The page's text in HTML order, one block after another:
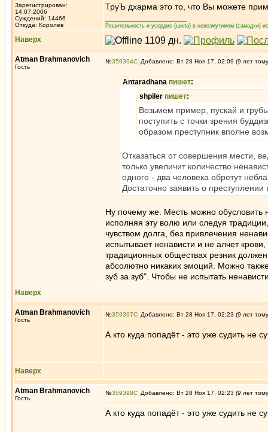
Зарегистрирован:
14.07.2006
Суждений: 14466
Откуда: Королев
ТруЪ дхарма это то, что Вы можете
Решительность и усердие (шила) в невозмутимом (самадхи)
Наверх
Atman Brahmanovich
Гость
№359394 Добавлено: Вт 28 Ноя 17, 02:09 (9 лет
Antaradhana пишет:
shpiler пишет:
Возьмем пример, пускай и
поступить с точки зрения
образом преступник вполне
Отказаться от совершения мести,
только увеличит количество
одного - два человека обретут
Достаточно заявить о
Ну почему же. Месть можно обусловить
исполняя эту волю или следуя
чувством долга, без привлечения
испытывает ненависти и не алчет
традиционных обществах резник
абсолютно никаких эмоций. Можно
зуб за зуб". Чтобы не испытать
Наверх
Atman Brahmanovich
Гость
№359397 Добавлено: Вт 28 Ноя 17, 02:23 (9 лет
А кто куда попадёт - это уже судить не
Наверх
Atman Brahmanovich
Гость
№359398 Добавлено: Вт 28 Ноя 17, 02:23 (9 лет
А кто куда попадёт - это уже судить не